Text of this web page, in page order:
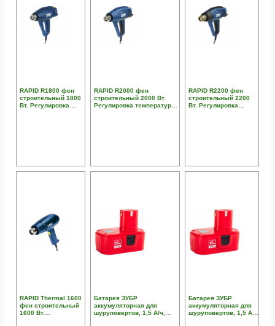
RAPID R1800 фен
строительный 1800
Вт. Регулировка
RAPID R2000 фен
строительный 2000 Вт.
Регулировка температуры:
RAPID R2200 фен
строительный 2200
Вт. Регулировка
RAPID Thermal 1600
фен строительный
1600 Вт.
Батарея ЗУБР
аккумуляторная для
шуруповертов, 1,5 А/ч,
Батарея ЗУБР
аккумуляторная для
шуруповертов, 1,5 А/